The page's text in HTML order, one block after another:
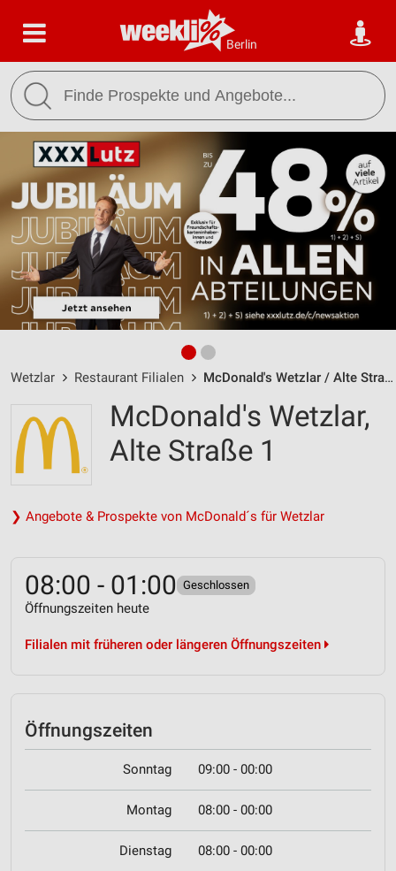
Berlin
Wetzlar Restaurant Filialen McDonald's Wetzlar / Alte Straße 1 - Öffnungszeiten & Adresse
McDonald's Wetzlar,
Alte Straße 1
❯ Angebote & Prospekte von McDonald´s für Wetzlar
08:00 - 01:00 Geschlossen
Öffnungszeiten heute
Filialen mit früheren oder längeren Öffnungszeiten
Öffnungszeiten
Sonntag 09:00 - 00:00
Montag 08:00 - 00:00
Dienstag 08:00 - 00:00